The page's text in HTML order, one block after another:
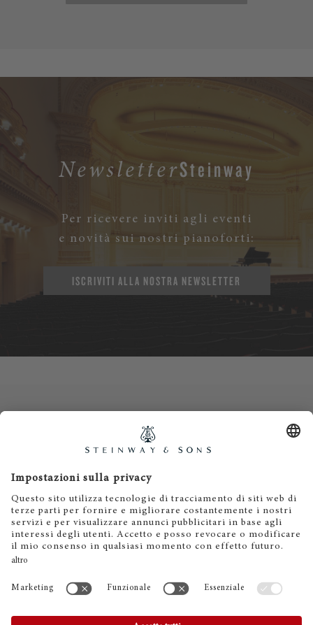
NewsletterSteinway
Per ricevere inviti agli eventi
e novità sui nostri pianoforti:
ISCRIVITI ALLA NOSTRA NEWSLETTER
Informativa privacy
Termini e condizioni
Cookies